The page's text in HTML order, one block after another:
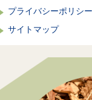
プライバシーポリシー
サイトマップ